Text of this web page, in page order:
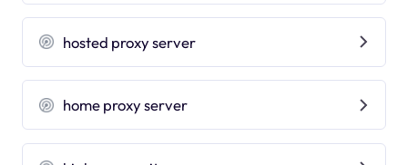
hosted proxy server
home proxy server